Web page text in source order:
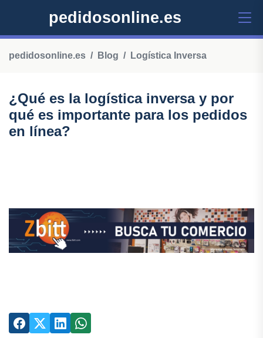
pedidosonline.es
pedidosonline.es Blog Logística Inversa
¿Qué es la logística inversa y por
qué es importante para los pedidos
en línea?